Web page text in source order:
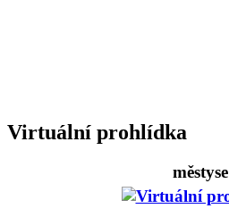
Virtuální prohlídka
městyse